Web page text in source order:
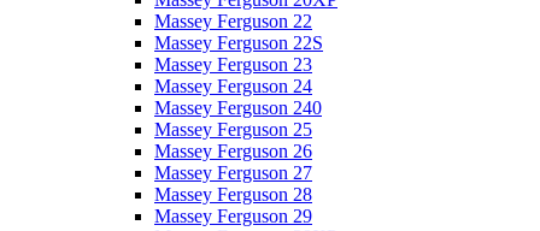
Massey Ferguson 22
Massey Ferguson 22S
Massey Ferguson 23
Massey Ferguson 24
Massey Ferguson 240
Massey Ferguson 25
Massey Ferguson 26
Massey Ferguson 27
Massey Ferguson 28
Massey Ferguson 29